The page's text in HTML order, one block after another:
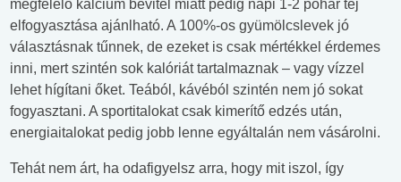
megfelelő kalcium bevitel miatt pedig napi 1-2 pohár tej
elfogyasztása ajánlható. A 100%-os gyümölcslevek jó
választásnak tűnnek, de ezeket is csak mértékkel érdemes
inni, mert szintén sok kalóriát tartalmaznak – vagy vízzel
lehet hígítani őket. Teából, kávéból szintén nem jó sokat
fogyasztani. A sportitalokat csak kimerítő edzés után,
energiaitalokat pedig jobb lenne egyáltalán nem vásárolni.
Tehát nem árt, ha odafigyelsz arra, hogy mit iszol, így